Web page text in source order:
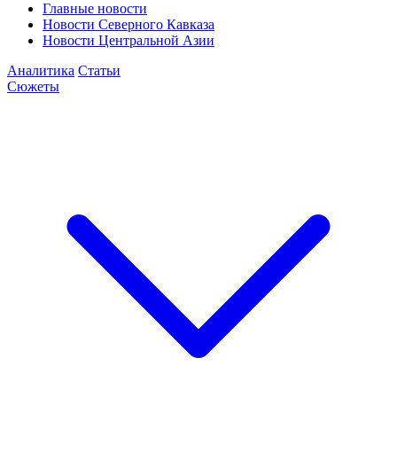
Главные новости
Новости Северного Кавказа
Новости Центральной Азии
Аналитика Статьи
Сюжеты